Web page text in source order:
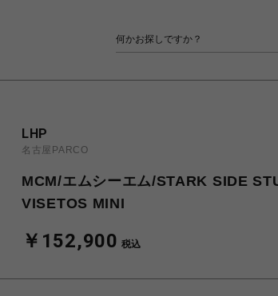
LHP
名古屋PARCO
MCM/エムシーエム/STARK SIDE
VISETOS MINI
￥152,900 税込